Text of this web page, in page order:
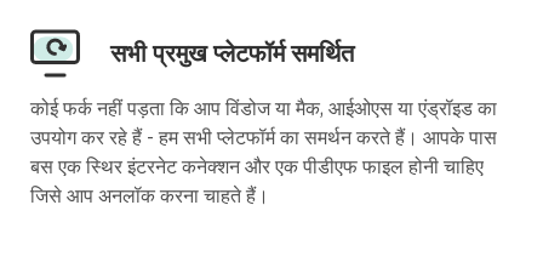
सभी प्रमुख प्लेटफॉर्म समर्थित
कोई फर्क नहीं पड़ता कि आप विंडोज या मैक, आईओएस या एंड्रॉइड का
उपयोग कर रहे हैं - हम सभी प्लेटफॉर्म का समर्थन करते हैं। आपके पास
बस एक स्थिर इंटरनेट कनेक्शन और एक पीडीएफ फाइल होनी चाहिए
जिसे आप अनलॉक करना चाहते हैं।